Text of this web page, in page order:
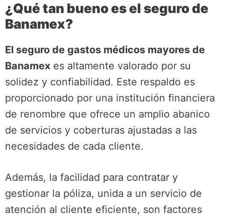
¿Qué tan bueno es el seguro de
Banamex?
El seguro de gastos médicos mayores de
Banamex es altamente valorado por su
solidez y confiabilidad. Este respaldo es
proporcionado por una institución financiera
de renombre que ofrece un amplio abanico
de servicios y coberturas ajustadas a las
necesidades de cada cliente.
Además, la facilidad para contratar y
gestionar la póliza, unida a un servicio de
atención al cliente eficiente, son factores